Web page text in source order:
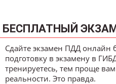
БЕСПЛАТНЫЙ
Сдайте экзамен ПДД онлайн
подготовку в экзамену в
тренируетесь, тем проще
реальности. Это правда.